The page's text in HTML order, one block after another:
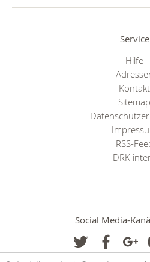
Service
Hilfe
Kontakt
Sitemap
RSS-
DRK
Social Media-